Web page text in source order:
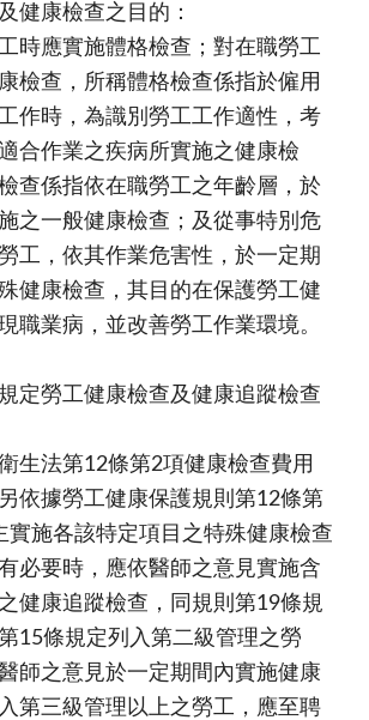
健康檢查之目的：
時應實施體格檢查；對在職勞工
檢查，所稱體格檢查係指於僱用
作時，為識別勞工工作適性，考
合作業之疾病所實施之健康檢
查係指依在職勞工之年齡層，於
之一般健康檢查；及從事特別危
工，依其作業危害性，於一定期
健康檢查，其目的在保護勞工健
職業病，並改善勞工作業環境。
定勞工健康檢查及健康追蹤檢查
生法第12條第2項健康檢查費用
依據勞工健康保護規則第12條第
實施各該特定項目之特殊健康檢查
必要時，應依醫師之意見實施含
健康追蹤檢查，同規則第19條規
15條規定列入第二級管理之勞
師之意見於一定期間內實施健康
第三級管理以上之勞工，應至聘